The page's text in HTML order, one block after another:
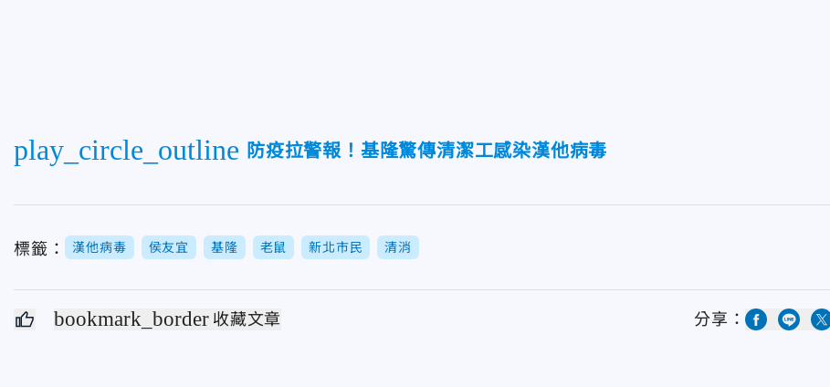
play_circle_outline 防疫拉警報！基隆驚傳清潔工感染漢他病毒
標籤： 漢他病毒 侯友宜 基隆 老鼠 新北市民 清消
bookmark_border 收藏文章 分享：